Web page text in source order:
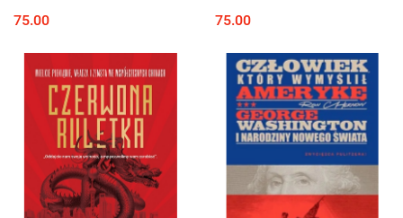
75.00 75.00